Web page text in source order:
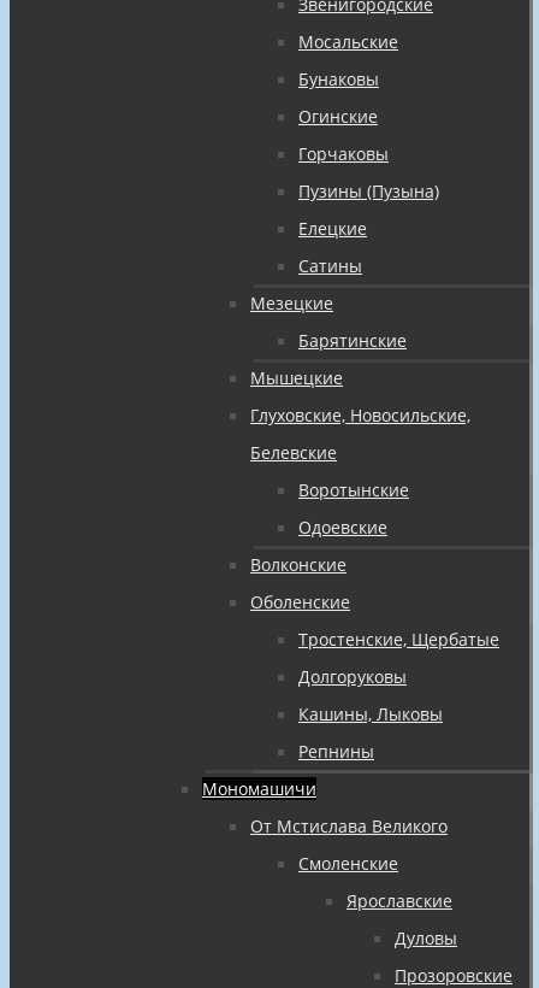
Мосальские
Бунаковы
Огинские
Горчаковы
Пузины (Пузына)
Елецкие
Сатины
Мезецкие
Барятинские
Мышецкие
Глуховские, Новосильские,
Белевские
Воротынские
Одоевские
Волконские
Оболенские
Тростенские, Щербатые
Долгоруковы
Кашины, Лыковы
Репнины
Мономашичи
От Мстислава Великого
Смоленские
Ярославские
Дуловы
Прозоровские